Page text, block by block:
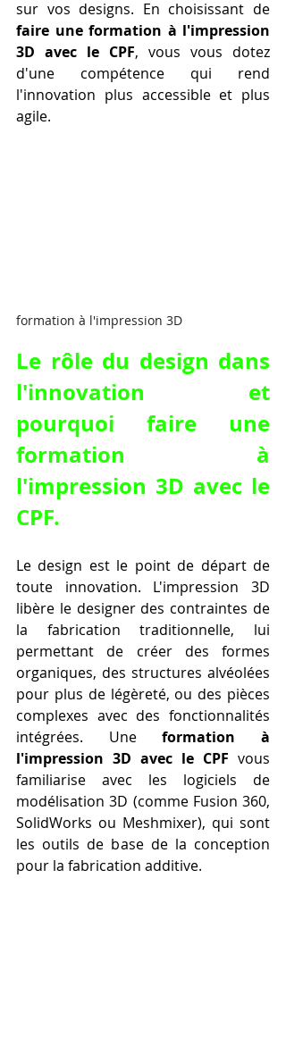
faire une formation à l'impression
3D avec le CPF, vous vous dotez
d'une compétence qui rend
l'innovation plus accessible et plus
agile.
formation à l'impression 3D
Le rôle du design dans
l'innovation et
pourquoi faire une
formation à
l'impression 3D avec le
CPF.
Le design est le point de départ de
toute innovation. L'impression 3D
libère le designer des contraintes de
la fabrication traditionnelle, lui
permettant de créer des formes
organiques, des structures alvéolées
pour plus de légèreté, ou des pièces
complexes avec des fonctionnalités
intégrées. Une formation à
l'impression 3D avec le CPF vous
familiarise avec les logiciels de
modélisation 3D (comme Fusion 360,
SolidWorks ou Meshmixer), qui sont
les outils de base de la conception
pour la fabrication additive.